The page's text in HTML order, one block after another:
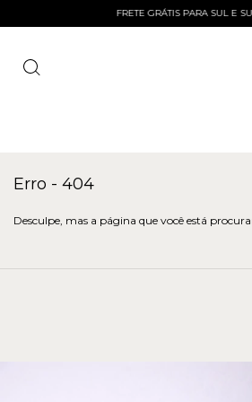
FRETE GRÁTIS PARA SUL E
Erro - 404
Desculpe, mas a página que você está